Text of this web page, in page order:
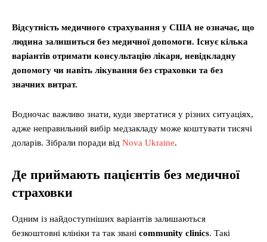
Відсутність медичного страхування у США не означає, що
людина залишиться без медичної допомоги. Існує кілька
варіантів отримати консультацію лікаря, невідкладну
допомогу чи навіть лікування без страховки та без
значних витрат.
Водночас важливо знати, куди звертатися у різних ситуаціях,
адже неправильний вибір медзакладу може коштувати тисячі
доларів. Зібрали поради від Nova Ukraine.
Де приймають пацієнтів без медичної
страховки
Одним із найдоступніших варіантів залишаються
безкоштовні клініки та так звані community clinics. Такі